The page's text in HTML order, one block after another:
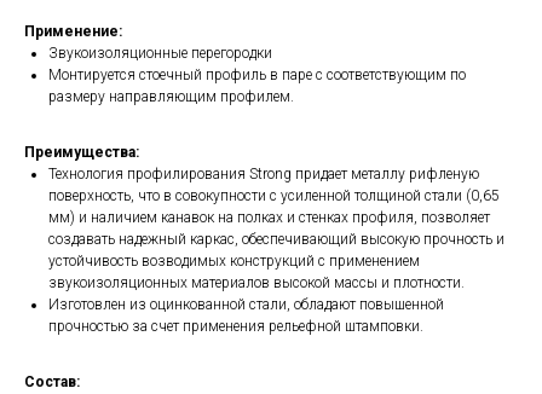
Применение:
Звукоизоляционные перегородки
Монтируется стоечный профиль в паре с соответствующим по
размеру направляющим профилем.
Преимущества:
Технология профилирования Strong придает металлу рифленую
поверхность, что в совокупности с усиленной толщиной стали (0,65
мм) и наличием канавок на полках и стенках профиля, позволяет
создавать надежный каркас, обеспечивающий высокую прочность и
устойчивость возводимых конструкций с применением
звукоизоляционных материалов высокой массы и плотности.
Изготовлен из оцинкованной стали, обладают повышенной
прочностью за счет применения рельефной штамповки.
Состав: